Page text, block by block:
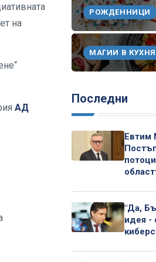
на
АД
РОЖДЕННИЦИ
МАГИИ В
Последни
Евтим
"Да,
идея -